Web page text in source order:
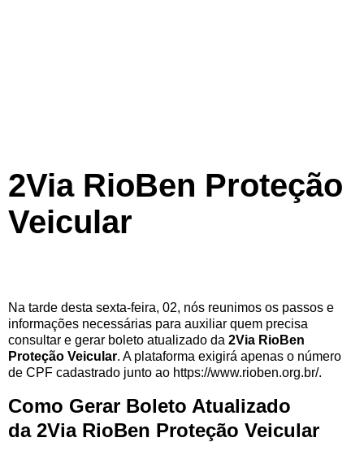
2Via RioBen Proteção
Veicular
Na tarde desta sexta-feira, 02, nós reunimos os passos e
informações necessárias para auxiliar quem precisa
consultar e gerar boleto atualizado da 2Via RioBen
Proteção Veicular. A plataforma exigirá apenas o número
de CPF cadastrado junto ao https://www.rioben.org.br/.
Como Gerar Boleto Atualizado
da 2Via RioBen Proteção Veicular